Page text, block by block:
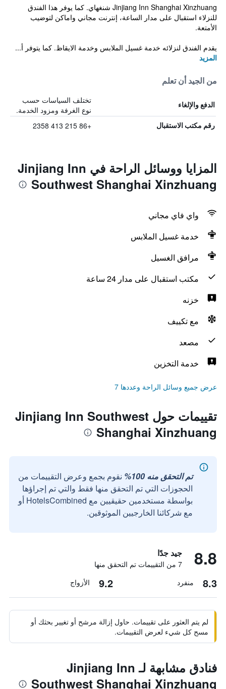
Jinjiang Inn Shanghai Xinzhuang شنغهاي. كما يوفر هذا الفندق
للنزلاء استقبال على مدار الساعة، إنترنت مجاني واماكن لتوضيب
الأمتعة.
يقدم الفندق لنزلائه خدمة غسيل الملابس وخدمة الايقاظ. كما يتوفر أ...
المزيد
من الجيد أن تعلم
الدفع والإلغاء
تختلف السياسات حسب
نوع الغرفة ومزود الخدمة.
رقم مكتب الاستقبال +86 215 413 2358
المزايا ووسائل الراحة في Jinjiang Inn
Southwest Shanghai Xinzhuang
واي فاي مجاني
خدمة غسيل الملابس
مرافق الغسيل
مكتب استقبال على مدار 24 ساعة
خزنه
مع تكييف
مصعد
خدمة التخزين
عرض جميع وسائل الراحة وعددها 7
تقييمات حول Jinjiang Inn Southwest
Shanghai Xinzhuang
تم التحقق منه 100%
نقوم بجمع وعرض التقييمات من
الحجوزات التي تم التحقق منها فقط والتي تم إجراؤها
بواسطة مستخدمين حقيقيين مع HotelsCombined أو
مع شركائنا الخارجيين الموثوقين.
8.8 جيد جدًا
7 من التقييمات تم التحقق منها
8.3 منفرد 9.2 الأزواج
لم يتم العثور على تقييمات. حاول إزالة مرشح أو تغيير بحثك أو
مسح كل شيء لعرض التقييمات.
فنادق مشابهة لـ Jinjiang Inn
Southwest Shanghai Xinzhuang